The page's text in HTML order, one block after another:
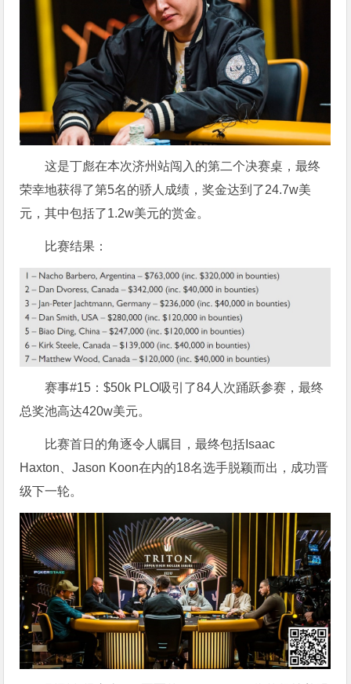
这是丁彪在本次济州站闯入的第二个决赛桌，最终
荣幸地获得了第5名的骄人成绩，奖金达到了24.7w美
元，其中包括了1.2w美元的赏金。
比赛结果：
赛事#15：$50k PLO吸引了84人次踊跃参赛，最终
总奖池高达420w美元。
比赛首日的角逐令人瞩目，最终包括Isaac
Haxton、Jason Koon在内的18名选手脱颖而出，成功晋
级下一轮。